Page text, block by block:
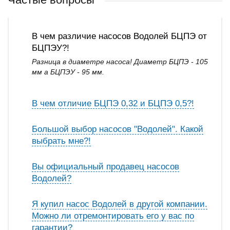
В чем различие насосов Водолей БЦПЭ от
БЦПЭУ?!
Разница в диаметре насоса! Диаметр БЦПЭ - 105
мм а БЦПЭУ - 95 мм.
В чем отличие БЦПЭ 0,32 и БЦПЭ 0,5?!
Большой выбор насосов "Водолей". Какой
выбрать мне?!
Вы официальный продавец насосов
Водолей?
Я купил насос Водолей в другой компании.
Можно ли отремонтировать его у вас по
гарантии?